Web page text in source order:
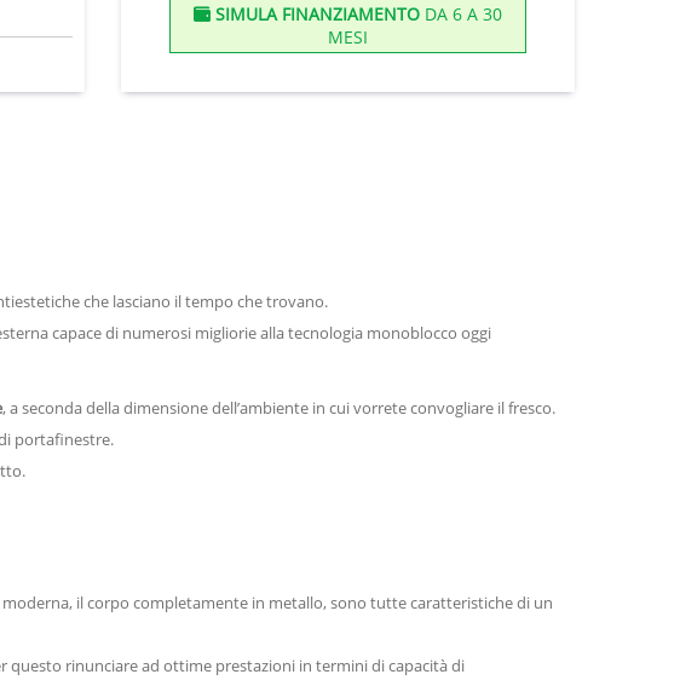
SIMULA FINANZIAMENTODA 6 A 30
MESI
che lasciano il tempo che trovano.
capace di numerosi migliorie alla tecnologia monoblocco oggi
, a seconda della dimensione dell’ambiente in cui vorrete convogliare il fresco.
portafinestre.
il corpo completamente in metallo, sono tutte caratteristiche di un
questo rinunciare ad ottime prestazioni in termini di capacità di